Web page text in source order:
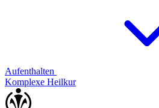
Aufenthalten
Komplexe Heilkur